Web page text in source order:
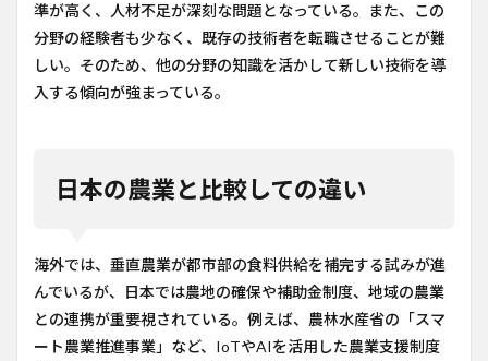
準が高く、人材不足が深刻な問題となっている。また、この
分野の経験者も少なく、既存の技術者を転職させることが難
しい。そのため、他の分野の知識を活かして新しい技術を導
入する傾向が強まっている。
日本の農業と比較しての違い
海外では、垂直農業が都市部の食料供給を補完する試みが進
んでいるが、日本では農地の確保や補助金制度、地域の農業
との連携が重要視されている。例えば、農林水産省の「スマ
ート農業推進事業」など、IoTやAIを活用した農業支援制度